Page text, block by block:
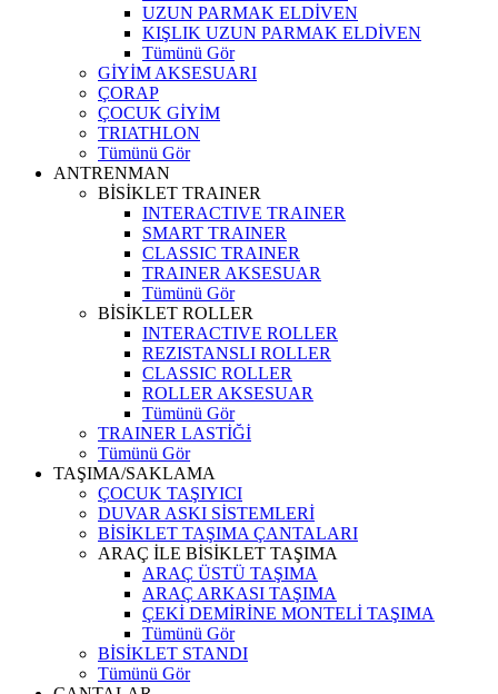
UZUN PARMAK ELDİVEN
KIŞLIK UZUN PARMAK ELDİVEN
Tümünü Gör
GİYİM AKSESUARI
ÇORAP
ÇOCUK GİYİM
TRIATHLON
Tümünü Gör
ANTRENMAN
BİSİKLET TRAINER
INTERACTIVE TRAINER
SMART TRAINER
CLASSIC TRAINER
TRAINER AKSESUAR
Tümünü Gör
BİSİKLET ROLLER
INTERACTIVE ROLLER
REZISTANSLI ROLLER
CLASSIC ROLLER
ROLLER AKSESUAR
Tümünü Gör
TRAINER LASTİĞİ
Tümünü Gör
TAŞIMA/SAKLAMA
ÇOCUK TAŞIYICI
DUVAR ASKI SİSTEMLERİ
BİSİKLET TAŞIMA ÇANTALARI
ARAÇ İLE BİSİKLET TAŞIMA
ARAÇ ÜSTÜ TAŞIMA
ARAÇ ARKASI TAŞIMA
ÇEKİ DEMİRİNE MONTELİ TAŞIMA
Tümünü Gör
BİSİKLET STANDI
Tümünü Gör